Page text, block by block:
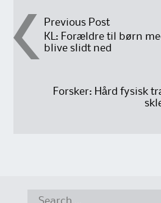
Post
navigation
Previous Post
KL: Forældre til børn
blive slidt ned
Forsker: Hård fysisk
Search